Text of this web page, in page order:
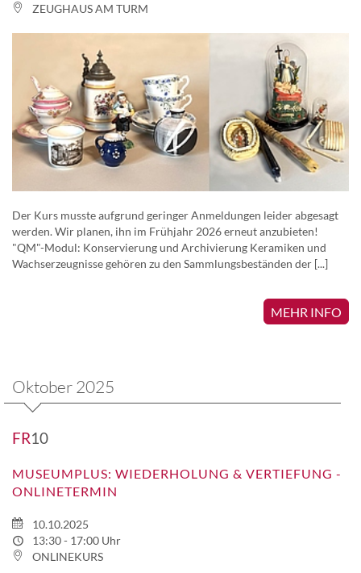
ZEUGHAUS AM TURM
Der Kurs musste aufgrund geringer Anmeldungen leider abgesagt
werden. Wir planen, ihn im Frühjahr 2026 erneut anzubieten!
"QM"-Modul: Konservierung und Archivierung Keramiken und
Wachserzeugnisse gehören zu den Sammlungsbeständen der [...]
MEHR INFO
Oktober 2025
FR10
MUSEUMPLUS: WIEDERHOLUNG & VERTIEFUNG -
ONLINETERMIN
10.10.2025
13:30 - 17:00 Uhr
ONLINEKURS